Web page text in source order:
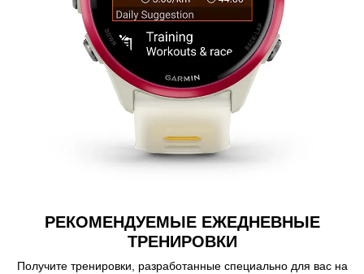
РЕКОМЕНДУЕМЫЕ ЕЖЕДНЕВНЫЕ
ТРЕНИРОВКИ
Получите тренировки, разработанные специально для вас на